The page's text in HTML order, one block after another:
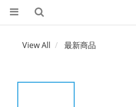
View All 最新商品